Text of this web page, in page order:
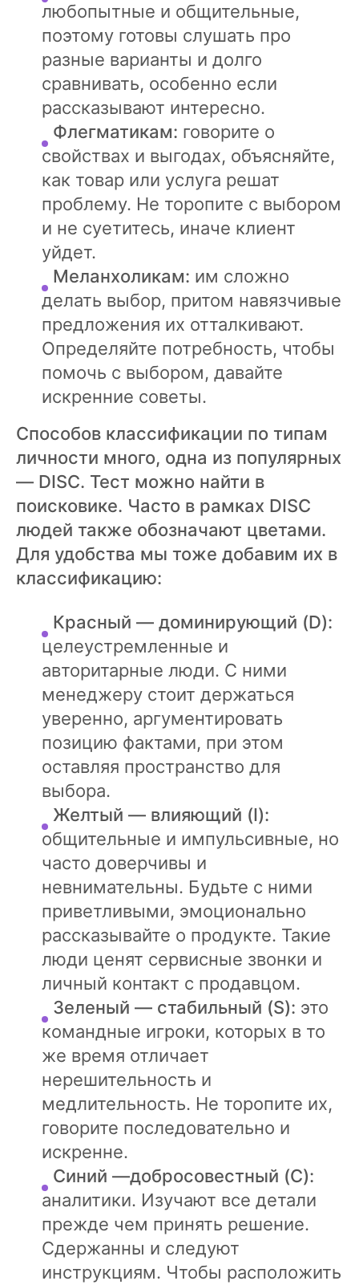
любопытные и общительные,
поэтому готовы слушать про
разные варианты и долго
сравнивать, особенно если
рассказывают интересно.
Флегматикам: говорите о
свойствах и выгодах, объясняйте,
как товар или услуга решат
проблему. Не торопите с выбором
и не суетитесь, иначе клиент
уйдет.
Меланхоликам: им сложно
делать выбор, притом навязчивые
предложения их отталкивают.
Определяйте потребность, чтобы
помочь с выбором, давайте
искренние советы.
Способов классификации по типам
личности много, одна из популярных
— DISC. Тест можно найти в
поисковике. Часто в рамках DISC
людей также обозначают цветами.
Для удобства мы тоже добавим их в
классификацию:
Красный — доминирующий (D):
целеустремленные и
авторитарные люди. С ними
менеджеру стоит держаться
уверенно, аргументировать
позицию фактами, при этом
оставляя пространство для
выбора.
Желтый — влияющий (I):
общительные и импульсивные, но
часто доверчивы и
невнимательны. Будьте с ними
приветливыми, эмоционально
рассказывайте о продукте. Такие
люди ценят сервисные звонки и
личный контакт с продавцом.
Зеленый — стабильный (S): это
командные игроки, которых в то
же время отличает
нерешительность и
медлительность. Не торопите их,
говорите последовательно и
искренне.
Синий —добросовестный (C):
аналитики. Изучают все детали
прежде чем принять решение.
Сдержанны и следуют
инструкциям. Чтобы расположить